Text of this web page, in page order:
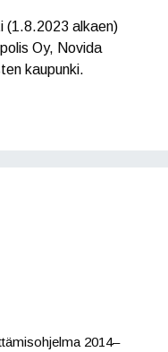
(1.8.2023 alkaen)
Oy, Novida
kaupunki.
2014–